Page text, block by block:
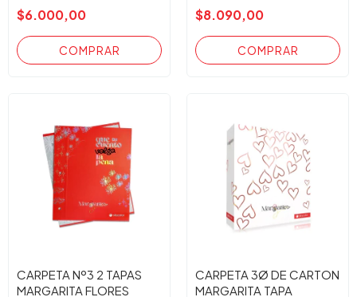
$6.000,00 $8.090,00
CARPETA Nº3 2 TAPAS
MARGARITA FLORES
CARPETA 3Ø DE CARTON
MARGARITA TAPA